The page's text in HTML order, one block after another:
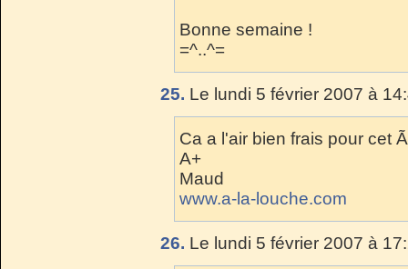
Bonne semaine !
=^..^=
25. Le lundi 5 février 2007 à
Ca a l'air bien frais pour cet
A+
Maud
www.a-la-louche.com
26. Le lundi 5 février 2007 à